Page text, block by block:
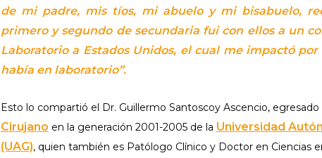
de mi padre, mis tíos, mi abuelo y mi bisabuelo,
primero y segundo de secundaria fui con ellos a un
Laboratorio a Estados Unidos, el cual me impactó
había en laboratorio”.
Esto lo compartió el Dr. Guillermo Santoscoy Ascencio, egresado
Cirujano en la generación 2001-2005 de la Universidad
(UAG), quien también es Patólogo Clínico y Doctor en Ciencias